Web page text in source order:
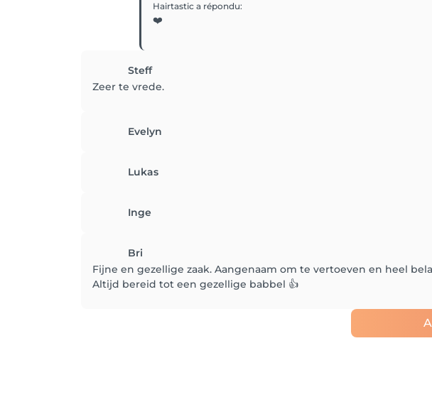
Hairtastic a répondu:
❤️
Steff
Zeer te vrede.
Evelyn
Lukas
Inge
Bri
Fijne en gezellige zaak. Aangenaam om te vertoeven en heel
Altijd bereid tot een gezellige babbel 👍